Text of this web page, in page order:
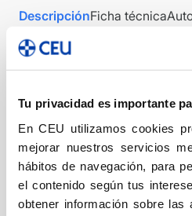
Tu privacidad es importante
En CEU utilizamos cookies
mejorar nuestros servicios
hábitos de navegación, para
el contenido según tus
obtener información sobre las
DescripciónFicha técnica
DESCRIPCIÓN
Periodismo
Este libro es un interesante
responsabilidad. Y digo
los periodistas asociados en
una reflexión amplia y
de la comunicación, su